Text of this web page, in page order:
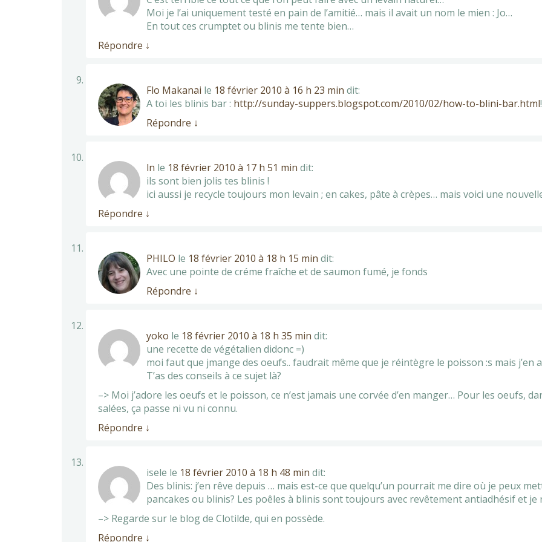
Moi je l’ai uniquement testé en pain de l’amitié… mais il avait un nom le mien : Jo…
En tout ces crumptet ou blinis me tente bien…
Répondre ↓
Flo Makanai le 18 février 2010 à 16 h 23 min dit:
A toi les blinis bar : http://sunday-suppers.blogspot.com/2010/02/how-to-blini-bar.html!
Répondre ↓
ln le 18 février 2010 à 17 h 51 min dit:
ils sont bien jolis tes blinis !
ici aussi je recycle toujours mon levain ; en cakes, pâte à crèpes… mais voici une
Répondre ↓
PHILO le 18 février 2010 à 18 h 15 min dit:
Avec une pointe de créme fraîche et de saumon fumé, je fonds
Répondre ↓
yoko le 18 février 2010 à 18 h 35 min dit:
une recette de végétalien didonc =)
moi faut que jmange des oeufs.. faudrait même que je réintègre le poisson :s mais j’en
T’as des conseils à ce sujet là?
–> Moi j’adore les oeufs et le poisson, ce n’est jamais une corvée d’en manger… Pour les oeufs,
salées, ça passe ni vu ni connu.
Répondre ↓
isele le 18 février 2010 à 18 h 48 min dit:
Des blinis: j’en rêve depuis … mais est-ce que quelqu’un pourrait me dire où je peux
pancakes ou blinis? Les poêles à blinis sont toujours avec revêtement antiadhésif et je
–> Regarde sur le blog de Clotilde, qui en possède.
Répondre ↓